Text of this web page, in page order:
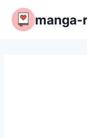
Перейти
содержимому
manga-